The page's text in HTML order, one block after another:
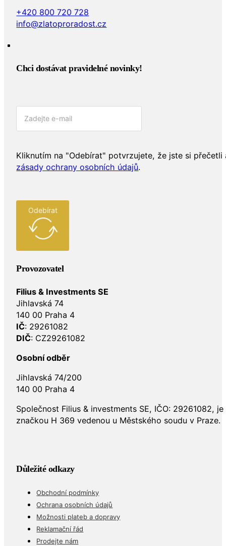
+420 800 720 728
info@zlatoproradost.cz
Chci dostávat pravidelné novinky!​
Kliknutím na "Odebírat" potvrzujete, že jste si přečetli
zásady ochrany osobních údajů.
Odebírat
Provozovatel
Filius & Investments SE
Jihlavská 74
140 00 Praha 4
IČ: 29261082
DIČ: CZ29261082
Osobní odběr
Jihlavská 74/200
140 00 Praha 4
Společnost Filius & investments SE, IČO: 29261082,
značkou H 369 vedenou u Městského soudu v Praze.
Důležité odkazy
Obchodní podmínky
Ochrana osobních údajů
Možnosti plateb a dopravy
Reklamační řád
Prodejte nám